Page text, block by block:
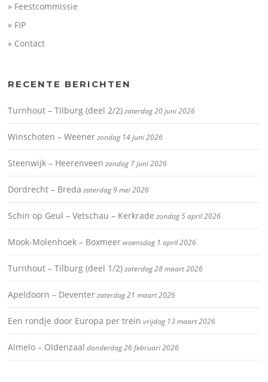
» Feestcommissie
» FIP
» Contact
RECENTE BERICHTEN
Turnhout – Tilburg (deel 2/2)zaterdag 20 juni 2026
Winschoten – Weenerzondag 14 juni 2026
Steenwijk – Heerenveen zondag 7 juni 2026
Dordrecht – Breda zaterdag 9 mei 2026
Schin op Geul – Vetschau – Kerkrade zondag 5 april 2026
Mook-Molenhoek – Boxmeerwoensdag 1 april 2026
Turnhout – Tilburg (deel 1/2)zaterdag 28 maart 2026
Apeldoorn – Deventerzaterdag 21 maart 2026
Een rondje door Europa per trein vrijdag 13 maart 2026
Almelo – Oldenzaal donderdag 26 februari 2026